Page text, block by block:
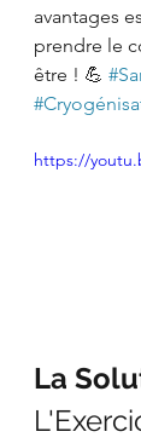
avantages
prendre le
être ! 💪
https://
La